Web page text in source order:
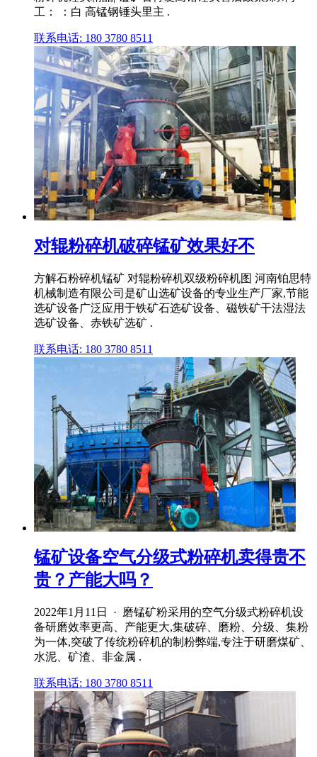
工： ：白 高锰钢锤头里主 .
联系电话: 180 3780 8511
对辊粉碎机破碎锰矿效果好不
方解石粉碎机锰矿 对辊粉碎机双级粉碎机图 河南铂思特
机械制造有限公司是矿山选矿设备的专业生产厂家,节能
选矿设备广泛应用于铁矿石选矿设备、磁铁矿干法湿法
选矿设备、赤铁矿选矿 .
联系电话: 180 3780 8511
锰矿设备空气分级式粉碎机卖得贵不
贵？产能大吗？
2022年1月11日 · 磨锰矿粉采用的空气分级式粉碎机设
备研磨效率更高、产能更大,集破碎、磨粉、分级、集粉
为一体,突破了传统粉碎机的制粉弊端,专注于研磨煤矿、
水泥、矿渣、非金属 .
联系电话: 180 3780 8511